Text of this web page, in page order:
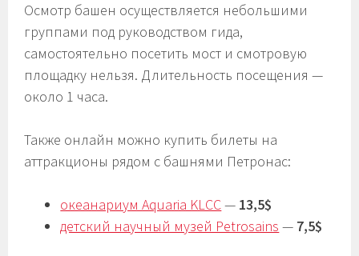
Осмотр башен осуществляется небольшими
группами под руководством гида,
самостоятельно посетить мост и смотровую
площадку нельзя. Длительность посещения —
около 1 часа.
Также онлайн можно купить билеты на
аттракционы рядом с башнями Петронас:
океанариум Aquaria KLCC— 13,5$
детский научный музей Petrosains — 7,5$